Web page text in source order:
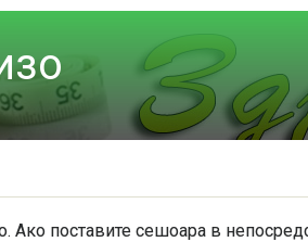
поставите сешоара в